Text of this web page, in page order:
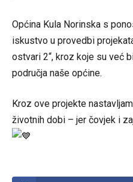
Općina Kula Norinska s
iskustvo u provedbi
ostvari 2“, kroz koje su već
područja naše općine.
Kroz ove projekte
životnih dobi – jer čovjek i